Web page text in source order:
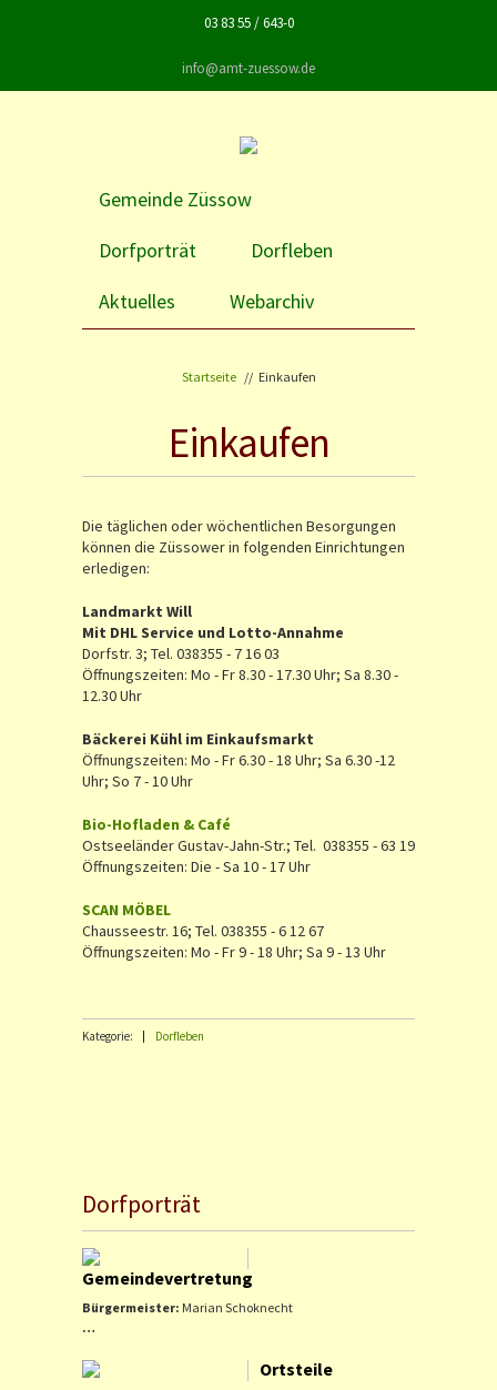
03 83 55 / 643-0
info@amt-zuessow.de
Gemeinde Züssow
Dorfporträt
Dorfleben
Aktuelles
Webarchiv
Startseite // Einkaufen
Einkaufen
Die täglichen oder wöchentlichen Besorgungen
können die Züssower in folgenden Einrichtungen
erledigen:
Landmarkt Will
Mit DHL Service und Lotto-Annahme
Dorfstr. 3; Tel. 038355 - 7 16 03
Öffnungszeiten: Mo - Fr 8.30 - 17.30 Uhr; Sa 8.30 -
12.30 Uhr
Bäckerei Kühl im Einkaufsmarkt
Öffnungszeiten: Mo - Fr 6.30 - 18 Uhr; Sa 6.30 -12
Uhr; So 7 - 10 Uhr
Bio-Hofladen & Café
Ostseeländer Gustav-Jahn-Str.; Tel. 038355 - 63 19
Öffnungszeiten: Die - Sa 10 - 17 Uhr
SCAN MÖBEL
Chausseestr. 16; Tel. 038355 - 6 12 67
Öffnungszeiten: Mo - Fr 9 - 18 Uhr; Sa 9 - 13 Uhr
Kategorie: Dorfleben
Dorfporträt
Gemeindevertretung
Bürgermeister: Marian Schoknecht
…
Ortsteile